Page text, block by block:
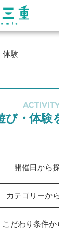
体験
び・体験
開催日から
カテゴリーか
こだわり条件か